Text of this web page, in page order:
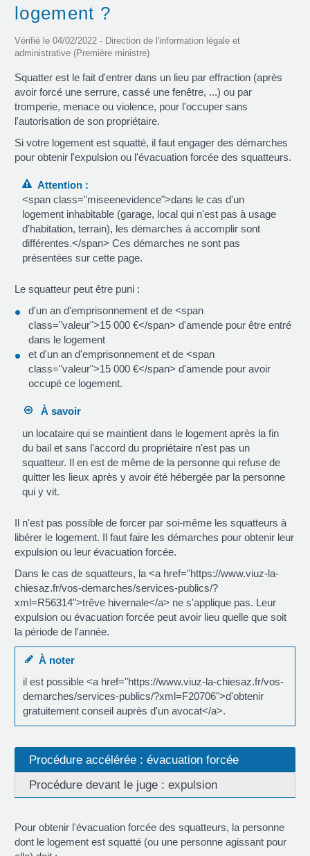
logement ?
Vérifié le 04/02/2022 - Direction de l'information légale et
administrative (Première ministre)
Squatter est le fait d'entrer dans un lieu par effraction (après
avoir forcé une serrure, cassé une fenêtre, ...) ou par
tromperie, menace ou violence, pour l'occuper sans
l'autorisation de son propriétaire.
Si votre logement est squatté, il faut engager des démarches
pour obtenir l'expulsion ou l'évacuation forcée des squatteurs.
Attention :
<span class="miseenevidence">dans le cas d'un
logement inhabitable (garage, local qui n'est pas à usage
d'habitation, terrain), les démarches à accomplir sont
différentes.</span> Ces démarches ne sont pas
présentées sur cette page.
Le squatteur peut être puni :
d'un an d'emprisonnement et de <span
class="valeur">15 000 €</span> d'amende pour être entré
dans le logement
et d'un an d'emprisonnement et de <span
class="valeur">15 000 €</span> d'amende pour avoir
occupé ce logement.
À savoir
un locataire qui se maintient dans le logement après la fin
du bail et sans l'accord du propriétaire n'est pas un
squatteur. Il en est de même de la personne qui refuse de
quitter les lieux après y avoir été hébergée par la personne
qui y vit.
Il n'est pas possible de forcer par soi-même les squatteurs à
libérer le logement. Il faut faire les démarches pour obtenir leur
expulsion ou leur évacuation forcée.
Dans le cas de squatteurs, la <a href="https://www.viuz-la-
chiesaz.fr/vos-demarches/services-publics/?
xml=R56314">trêve hivernale</a> ne s'applique pas. Leur
expulsion ou évacuation forcée peut avoir lieu quelle que soit
la période de l'année.
À noter
il est possible <a href="https://www.viuz-la-chiesaz.fr/vos-
demarches/services-publics/?xml=F20706">d'obtenir
gratuitement conseil auprès d'un avocat</a>.
Procédure accélérée : évacuation forcée
Procédure devant le juge : expulsion
Pour obtenir l'évacuation forcée des squatteurs, la personne
dont le logement est squatté (ou une personne agissant pour